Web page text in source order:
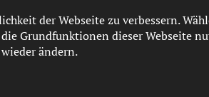
der Webseite zu verbessern.
Grundfunktionen dieser Webseite
ändern.